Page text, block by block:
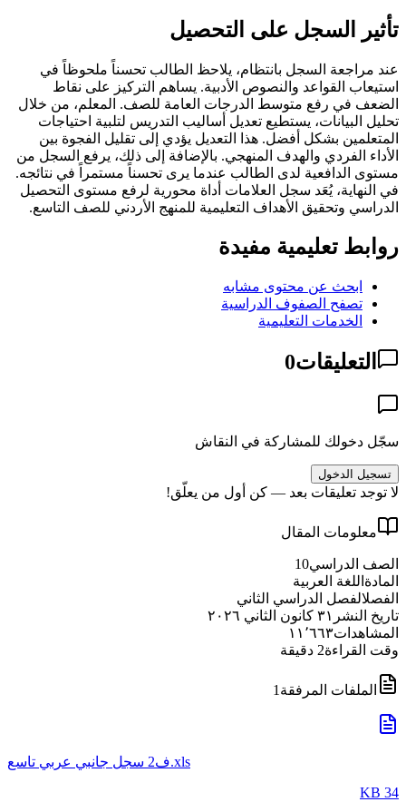
تأثير السجل على التحصيل
عند مراجعة السجل بانتظام، يلاحظ الطالب تحسناً ملحوظاً في
استيعاب القواعد والنصوص الأدبية. يساهم التركيز على نقاط
الضعف في رفع متوسط الدرجات العامة للصف. المعلم، من خلال
تحليل البيانات، يستطيع تعديل أساليب التدريس لتلبية احتياجات
المتعلمين بشكل أفضل. هذا التعديل يؤدي إلى تقليل الفجوة بين
الأداء الفردي والهدف المنهجي. بالإضافة إلى ذلك، يرفع السجل من
مستوى الدافعية لدى الطالب عندما يرى تحسناً مستمراً في نتائجه.
في النهاية، يُعَد سجل العلامات أداة محورية لرفع مستوى التحصيل
الدراسي وتحقيق الأهداف التعليمية للمنهج الأردني للصف التاسع.
روابط تعليمية مفيدة
ابحث عن محتوى مشابه
تصفح الصفوف الدراسية
الخدمات التعليمية
التعليقات0
سجّل دخولك للمشاركة في النقاش
تسجيل الدخول
لا توجد تعليقات بعد — كن أول من يعلّق!
معلومات المقال
الصف الدراسي10
المادة اللغة العربية
الفصلالفصل الدراسي الثاني
تاريخ النشر ٣١ كانون الثاني ٢٠٢٦
المشاهدات١١٬٦٦٣
وقت القراءة2 دقيقة
الملفات المرفقة 1
ف2 سجل جانبي عربي تاسع.xls
34 KB